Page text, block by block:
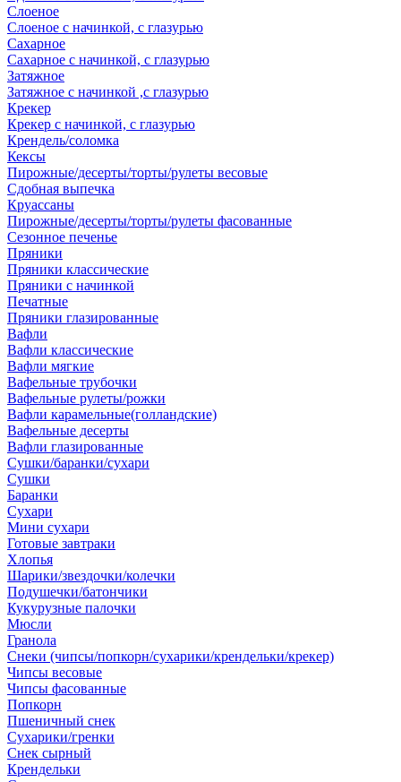
Слоеное
Слоеное с начинкой, с глазурью
Сахарное
Сахарное с начинкой, с глазурью
Затяжное
Затяжное с начинкой ,с глазурью
Крекер
Крекер с начинкой, с глазурью
Крендель/соломка
Кексы
Пирожные/десерты/торты/рулеты весовые
Сдобная выпечка
Круассаны
Пирожные/десерты/торты/рулеты фасованные
Сезонное печенье
Пряники
Пряники классические
Пряники с начинкой
Печатные
Пряники глазированные
Вафли
Вафли классические
Вафли мягкие
Вафельные трубочки
Вафельные рулеты/рожки
Вафли карамельные(голландские)
Вафельные десерты
Вафли глазированные
Сушки/баранки/сухари
Сушки
Баранки
Сухари
Мини сухари
Готовые завтраки
Хлопья
Шарики/звездочки/колечки
Подушечки/батончики
Кукурузные палочки
Мюсли
Гранола
Снеки (чипсы/попкорн/сухарики/крендельки/крекер)
Чипсы весовые
Чипсы фасованные
Попкорн
Пшеничный снек
Сухарики/гренки
Снек сырный
Крендельки